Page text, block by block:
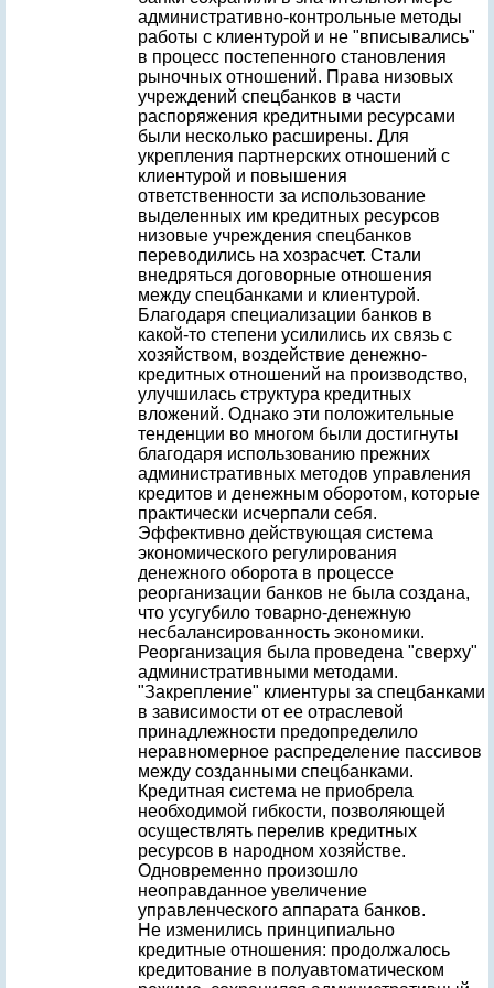
административно-контрольные методы
работы с клиентурой и не "вписывались"
в процесс постепенного становления
рыночных отношений. Права низовых
учреждений спецбанков в части
распоряжения кредитными ресурсами
были несколько расширены. Для
укрепления партнерских отношений с
клиентурой и повышения
ответственности за использование
выделенных им кредитных ресурсов
низовые учреждения спецбанков
переводились на хозрасчет. Стали
внедряться договорные отношения
между спецбанками и клиентурой.
Благодаря специализации банков в
какой-то степени усилились их связь с
хозяйством, воздействие денежно-
кредитных отношений на производство,
улучшилась структура кредитных
вложений. Однако эти положительные
тенденции во многом были достигнуты
благодаря использованию прежних
административных методов управления
кредитов и денежным оборотом, которые
практически исчерпали себя.
Эффективно действующая система
экономического регулирования
денежного оборота в процессе
реорганизации банков не была создана,
что усугубило товарно-денежную
несбалансированность экономики.
Реорганизация была проведена "сверху"
административными методами.
"Закрепление" клиентуры за спецбанками
в зависимости от ее отраслевой
принадлежности предопределило
неравномерное распределение пассивов
между созданными спецбанками.
Кредитная система не приобрела
необходимой гибкости, позволяющей
осуществлять перелив кредитных
ресурсов в народном хозяйстве.
Одновременно произошло
неоправданное увеличение
управленческого аппарата банков.
Не изменились принципиально
кредитные отношения: продолжалось
кредитование в полуавтоматическом